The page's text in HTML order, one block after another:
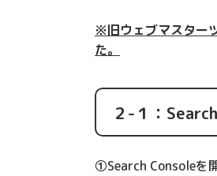
※旧ウェブマスター
た。
２-１：
①Search Consoleを